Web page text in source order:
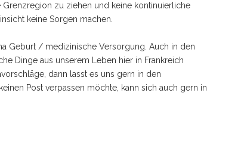
zu ziehen und keine kontinuierliche
keine Sorgen machen.
Geburt / medizinische Versorgung. Auch in den
Dinge aus unserem Leben hier in Frankreich
dann lasst es uns gern in den
Post verpassen möchte, kann sich auch gern in